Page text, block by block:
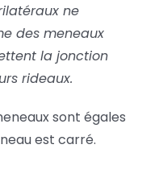
ne
des meneaux
la jonction
rideaux.
sont égales
est carré.